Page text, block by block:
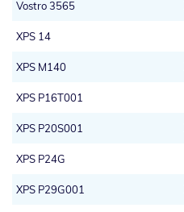
Vostro 3565
XPS 14
XPS M140
XPS P16T001
XPS P20S001
XPS P24G
XPS P29G001